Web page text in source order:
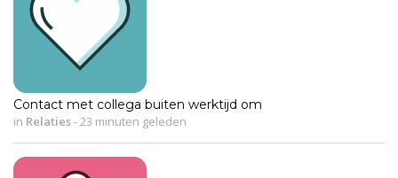
Contact met collega buiten werktijd om
in Relaties- 23 minuten geleden